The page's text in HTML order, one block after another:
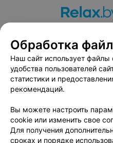
Вакансии
Публичный
Публичный договор
Связаться по
Написать
Персональные
Обработка
Наш сайт использует файлы
удобства пользователей
статистики и
рекомендаций.
Вы можете настроить
cookie или изменить свое
Для получения
сроках и порядке